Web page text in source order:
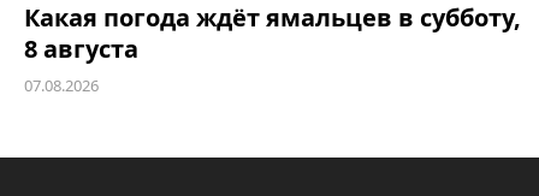
Какая погода ждёт ямальцев в субботу,
8 августа
07.08.2026